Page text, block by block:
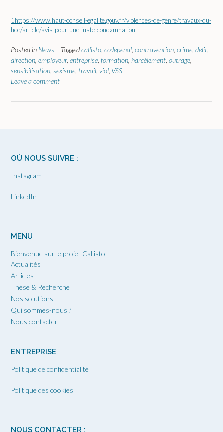
1 https://www.haut-conseil-egalite.gouv.fr/violences-de-genre/travaux-du-
hce/article/avis-pour-une-juste-condamnation
Posted in News Taggedcallisto codepenal contravention crime delit
direction employeur, entreprise formation harcèlement outrage
sensibilisation sexisme travail viol VSS
Leave a comment
OÙ NOUS SUIVRE :
Instagram
LinkedIn
MENU
Bienvenue sur le projet Callisto
Actualités
Articles
Thèse & Recherche
Nos solutions
Qui sommes-nous ?
Nous contacter
ENTREPRISE
Politique de confidentialité
Politique des cookies
NOUS CONTACTER :